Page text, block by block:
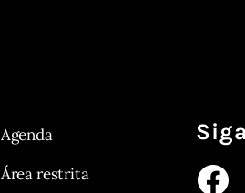
Agenda
Área restrita